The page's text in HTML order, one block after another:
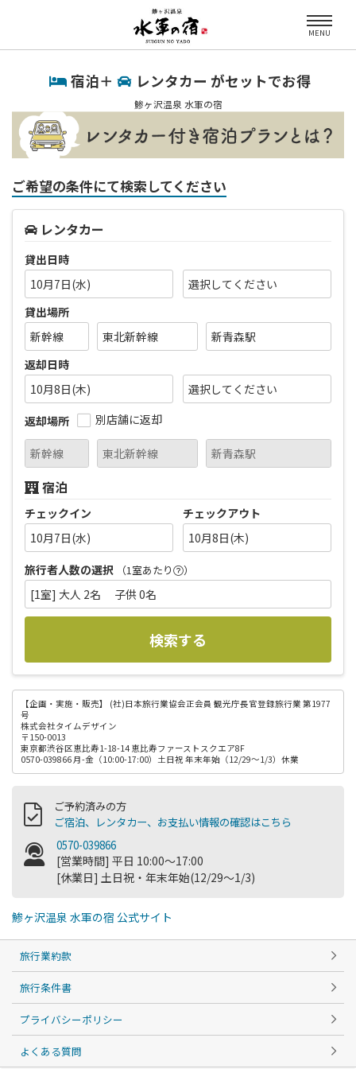
MENU
宿泊＋ レンタカー がセットでお得
鯵ヶ沢温泉 水軍の宿
ご希望の条件にて検索してください
レンタカー
貸出日時
10月7日(水)
貸出場所
返却日時
10月8日(木)
返却場所
別店舗に返却
宿泊
チェックイン
10月7日(水)
チェックアウト
10月8日(木)
旅行者人数の選択
（1室あたり ）
[1室] 大人 2名 子供 0名
検索する
【企画・実施・販売】
(社)日本旅行業協会正会員 観光庁長官登録旅行業 第1977
号
株式会社タイムデザイン
〒150-0013
東京都渋谷区恵比寿1-18-14 恵比寿ファーストスクエア8F
0570-039866 月-金（10:00-17:00）土日祝 年末年始（12/29～1/3）休業
ご予約済みの方
ご宿泊、レンタカー、お支払い情報の確認はこちら
0570-039866
[営業時間] 平日 10:00～17:00
[休業日] 土日祝・年末年始(12/29～1/3)
鯵ヶ沢温泉 水軍の宿 公式サイト
旅行業約款
旅行条件書
プライバシーポリシー
よくある質問